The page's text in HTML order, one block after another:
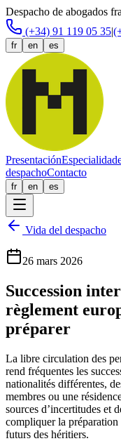
Despacho de abogados
(+34) 91 119 05 35|
fr en es
Presentación
despachoContacto
fr en es
Vida del despacho
26 mars 2026
Succession
règlement
préparer
La libre circulation des
rend fréquentes les
nationalités différentes,
membres ou une
sources d’incertitudes et
compliquer la préparation
futurs des héritiers.